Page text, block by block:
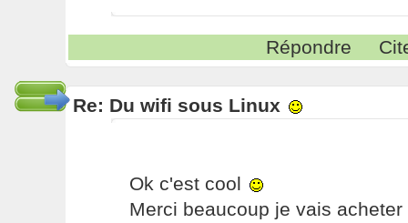
Répondre
Re: Du wifi sous Linux
Ok c'est cool
Merci beaucoup je vais